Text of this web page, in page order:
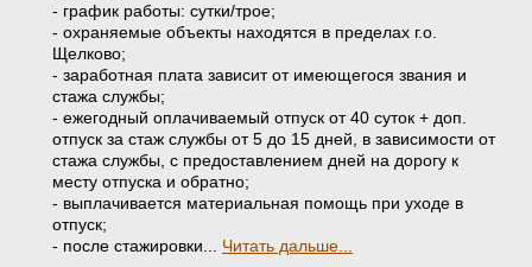
- график работы: сутки/трое;
- охраняемые объекты находятся в пределах г.о.
Щелково;
- заработная плата зависит от имеющегося звания и
стажа службы;
- ежегодный оплачиваемый отпуск от 40 суток + доп.
отпуск за стаж службы от 5 до 15 дней, в зависимости от
стажа службы, с предоставлением дней на дорогу к
месту отпуска и обратно;
- выплачивается материальная помощь при уходе в
отпуск;
- после стажировки... Читать дальше...